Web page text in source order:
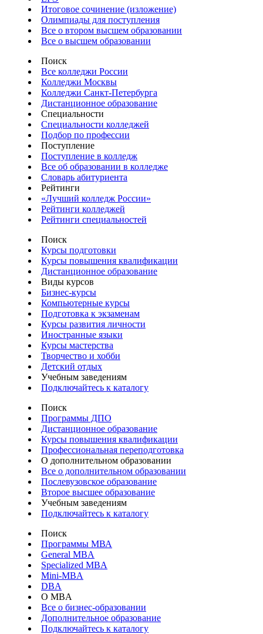
Итоговое сочинение (изложение)
Олимпиады для поступления
Все о втором высшем образовании
Все о высшем образовании
Поиск
Все колледжи России
Колледжи Москвы
Колледжи Санкт-Петербурга
Дистанционное образование
Специальности
Специальности колледжей
Подбор по профессии
Поступление
Поступление в колледж
Все об образовании в колледже
Словарь абитуриента
Рейтинги
«Лучший колледж России»
Рейтинги колледжей
Рейтинги специальностей
Поиск
Курсы подготовки
Курсы повышения квалификации
Дистанционное образование
Виды курсов
Бизнес-курсы
Компьютерные курсы
Подготовка к экзаменам
Курсы развития личности
Иностранные языки
Курсы мастерства
Творчество и хобби
Детский отдых
Учебным заведениям
Подключайтесь к каталогу
Поиск
Программы ДПО
Дистанционное образование
Курсы повышения квалификации
Профессиональная переподготовка
О дополнительном образовании
Все о дополнительном образовании
Послевузовское образование
Второе высшее образование
Учебным заведениям
Подключайтесь к каталогу
Поиск
Программы МВА
General MBA
Specialized MBA
Mini-MBA
DBA
О MBA
Все о бизнес-образовании
Дополнительное образование
Подключайтесь к каталогу